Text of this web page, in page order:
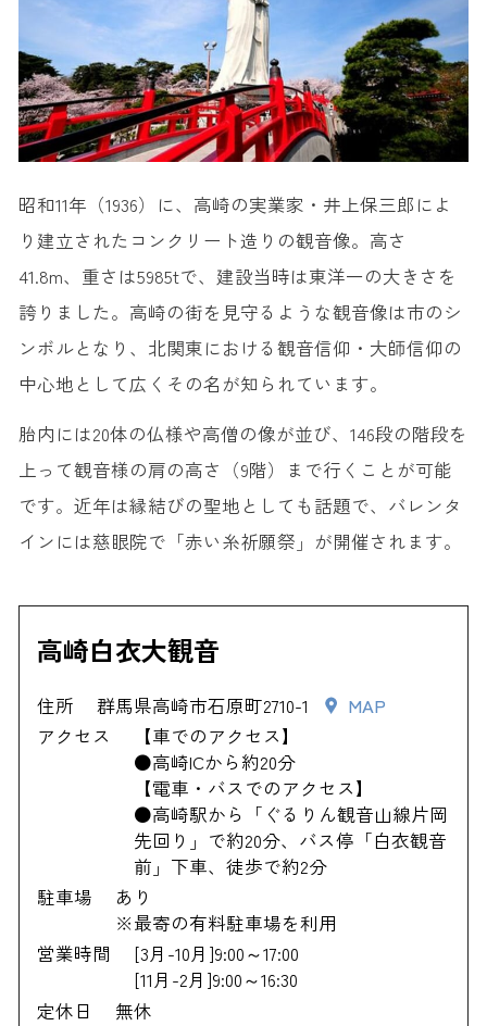
昭和11年（1936）に、高崎の実業家・井上保三郎によ
り建立されたコンクリート造りの観音像。高さ
41.8m、重さは5985tで、建設当時は東洋一の大きさを
誇りました。高崎の街を見守るような観音像は市のシ
ンボルとなり、北関東における観音信仰・大師信仰の
中心地として広くその名が知られています。
胎内には20体の仏様や高僧の像が並び、146段の階段を
上って観音様の肩の高さ（9階）まで行くことが可能
です。近年は縁結びの聖地としても話題で、バレンタ
インには慈眼院で「赤い糸祈願祭」が開催されます。
高崎白衣大観音
住所 群馬県高崎市石原町2710-1
MAP
アクセス
【車でのアクセス】
●高崎ICから約20分
【電車・バスでのアクセス】
●高崎駅から「ぐるりん観音山線片岡
先回り」で約20分、バス停「白衣観音
前」下車、徒歩で約2分
駐車場
あり
※最寄の有料駐車場を利用
営業時間
[3月-10月]9:00～17:00
[11月-2月]9:00～16:30
定休日
無休